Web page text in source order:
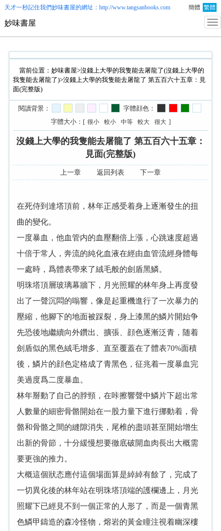
天才一秒記住我們妙味書屋的網址：http://www.tangsanbooks.com 簡體 繁體
妙味書屋
當前位置： 妙味書屋>沒錢上大學的我隻能去屠龍了(沒錢上大學的
我隻能去屠龍了)>沒錢上大學的我隻能去屠龍了 第五百六十五章：見
面(完整版)
閱讀背景：
字體顔色：
字體大小：[ 很小 較小 中等 較大 很大 ]
沒錢上大學的我隻能去屠龍了 第五百六十五章：
見面(完整版)
上一章 返回列表 下一章
在死侍到達塔頂前，林年正感受着身上逐漸發生的扭
曲的變化。
一度暴血，他血管内的血壓翻倍上漲，心跳速度超過
十倍于常人，奔流的純化血液在經由血管流經身體每
一處時，爲體表帶來了絨毛般的劍盾黑鱗。
明珠塔頂層玻璃幕牆下，月光照耀的林年身上再度發
出了一聲沉悶的嗡響，像是起重機進行了一次暴力的
壓縮，他腳下的地面被踩裂，身上漆黑的鱗片開始争
先恐後地繼續向外鑽出、擴張、顔色逐漸泛青，随着
劍盾似的黑色絨毛增多、直至覆蓋在了體表70%面積
後，鱗片的顔色定格成了青黑色，征兆着一度暴血完
美過度爲二度暴血。
林年掰動了自己的脖頸，在咔擦響聲中鱗片下超出常
人數量的細密骨骼開始在一股力量下進行挪動着，骨
骼和骨骼之間的縫隙消失，尾椎的盡頭甚至開始增生
出新的骨節，十分緩慢想要徹底破開血肉長出大概需
要更強的推力。
大概這個狀态應付這個場面算是綽綽有餘了，完成了
一切異化後的林年站在明珠塔頂端的護欄邊上，月光
照耀下已經見不到一個正常的人形了，而是一個青黑
色鱗甲鑄造的森冷怪物，熔岩的黃金瞳注視着幽深樓